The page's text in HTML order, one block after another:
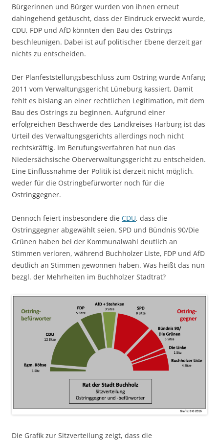
Bürgerinnen und Bürger wurden von ihnen erneut
dahingehend getäuscht, dass der Eindruck erweckt wurde,
CDU, FDP und AfD könnten den Bau des Ostrings
beschleunigen. Dabei ist auf politischer Ebene derzeit gar
nichts zu entscheiden.
Der Planfeststellungsbeschluss zum Ostring wurde Anfang
2011 vom Verwaltungsgericht Lüneburg kassiert. Damit
fehlt es bislang an einer rechtlichen Legitimation, mit dem
Bau des Ostrings zu beginnen. Aufgrund einer
erfolgreichen Beschwerde des Landkreises Harburg ist das
Urteil des Verwaltungsgerichts allerdings noch nicht
rechtskräftig. Im Berufungsverfahren hat nun das
Niedersächsische Oberverwaltungsgericht zu entscheiden.
Eine Einflussnahme der Politik ist derzeit nicht möglich,
weder für die Ostringbefürworter noch für die
Ostringgegner.
Dennoch feiert insbesondere die CDU, dass die
Ostringgegner abgewählt seien. SPD und Bündnis 90/Die
Grünen haben bei der Kommunalwahl deutlich an
Stimmen verloren, während Buchholzer Liste, FDP und AfD
deutlich an Stimmen gewonnen haben. Was heißt das nun
bezgl. der Mehrheiten im Buchholzer Stadtrat?
Die Grafik zur Sitzverteilung zeigt, dass die